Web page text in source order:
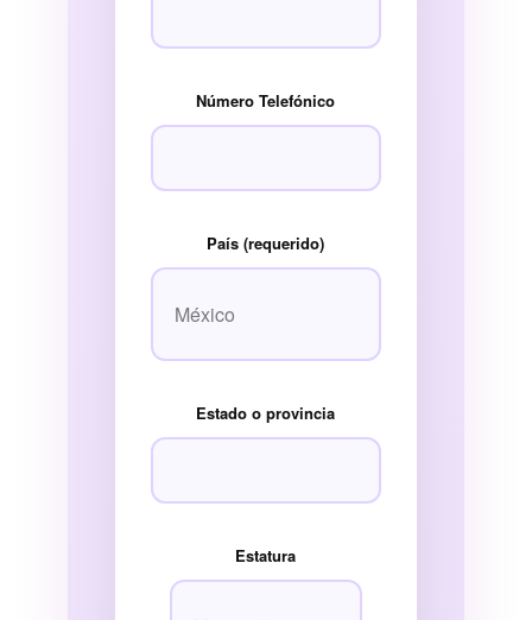
Número Telefónico
País (requerido)
Estado o provincia
Estatura